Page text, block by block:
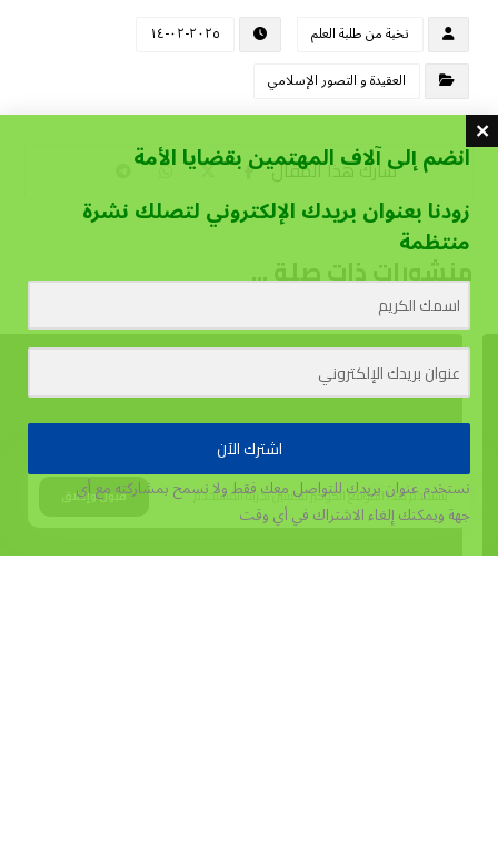
نخبة من طلبة العلم
٢٠٢٥-٠٢-١٤
العقيدة و التصور الإسلامي
منشورات ذات صلة ...
يستخدم هذا الموقع الكوكيز لتحسين تجربة المستخدم. قبول وإغلاق
انضم إلى آلاف المهتمين بقضايا الأمة
زودنا بعنوان بريدك الإلكتروني لتصلك نشرة
منتظمة
اشترك الآن
نستخدم عنوان بريدك للتواصل معك فقط ولا نسمح بمشاركته مع أي
جهةويمكنك إلغاء الاشتراك في أي وقت